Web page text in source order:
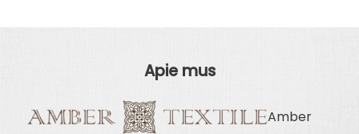
Apie mus
Amber